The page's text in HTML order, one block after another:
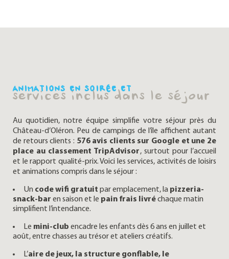
ANIMATIONS EN SOIRÉE ET
services inclus dans le séjour
Au quotidien, notre équipe simplifie votre séjour près du
Château-d’Oléron. Peu de campings de l’île affichent autant
de retours clients : 576 avis clients sur Google et une 2e
place au classement TripAdvisor, surtout pour l’accueil
et le rapport qualité-prix. Voici les services, activités de loisirs
et animations compris dans le séjour :
Un code wifi gratuit par emplacement, la pizzeria-
snack-bar en saison et le pain frais livréchaque matin
simplifient l’intendance.
Le mini-club encadre les enfants dès 6 ans en juillet et
août, entre chasses au trésor et ateliers créatifs.
L’aire de jeux, la structure gonflable, le